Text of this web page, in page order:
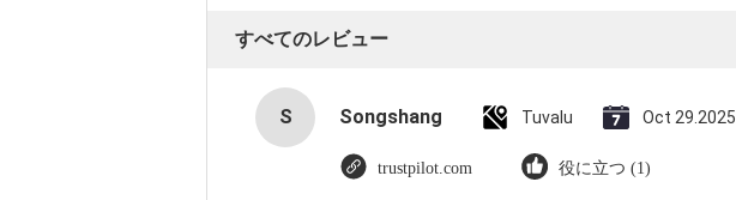
すべてのレビュー
S Songshang Tuvalu Oct 29.2025
trustpilot.com 役に立つ (1)